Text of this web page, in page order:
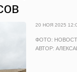
20 НОЯ 2025
ФОТО:
АВТОР: